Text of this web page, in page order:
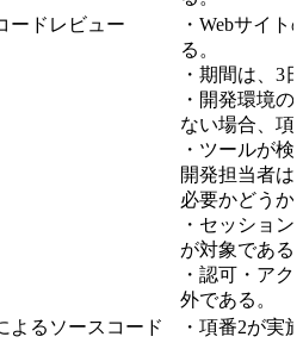
ードレビュー
・Webサイ
る。
・期間は、3
・開発環境
ない場合、項
・ツールが
開発担当者は
必要かどうか
・セッショ
が対象である
・認可・ア
外である。
よるソースコード
・項番2が実